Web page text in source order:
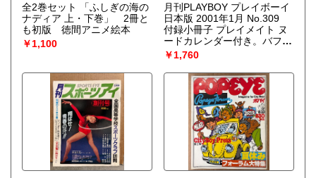
全2巻セット 「ふしぎの海の
ナディア 上・下巻」 2冊と
も初版 徳間アニメ絵本
￥1,100
月刊PLAYBOY プレイボーイ
日本版 2001年1月 No.309
付録小冊子 プレイメイト ヌ
ードカレンダー付き。バフィ
ー テイラー 両面ヌードピン
ナップ付き+ヌード7p・20世
紀を飾った女優たち（マリリ
ン モンロー/ブリジット バル
ドー など） ヌード8p・女優
りょう 8p・ジェームズ キャ
メロンvs押井守 対談・ジョ
ン レノンを撃った男 マー
ク・チャップマン インタビ
￥1,760